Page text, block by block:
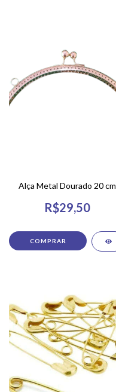
Alça Metal Dourado 20 cm
R$29,50